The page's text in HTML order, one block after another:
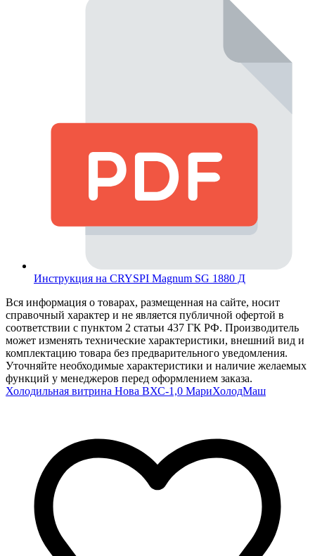
Инструкция на CRYSPI Magnum SG 1880 Д
Вся информация о товарах, размещенная на сайте, носит
справочный характер и не является публичной офертой в
соответствии с пунктом 2 статьи 437 ГК РФ. Производитель
может изменять технические характеристики, внешний вид и
комплектацию товара без предварительного уведомления.
Уточняйте необходимые характеристики и наличие желаемых
функций у менеджеров перед оформлением заказа.
Холодильная витрина Нова ВХС-1,0 МариХолодМаш